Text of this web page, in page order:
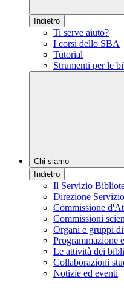
Indietro
Ti serve aiuto?
I corsi dello SBA
Tutorial
Strumenti per le
Chi siamo
Indietro
Il Servizio
Direzione
Commissione
Commissioni
Organi e gruppi
Programmazione
Le attività dei
Collaborazioni
Notizie ed eventi